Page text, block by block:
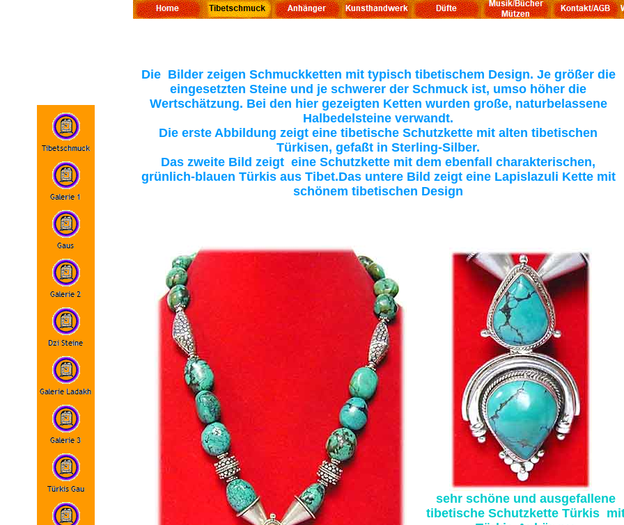
Die Bilder zeigen Schmuckketten mit typisch tibetischem Design. Je größer die
eingesetzten Steine und je schwerer der Schmuck ist, umso höher die
Wertschätzung. Bei den hier gezeigten Ketten wurden große, naturbelassene
Halbedelsteine verwandt.
Die erste Abbildung zeigt eine tibetische Schutzkette mit alten tibetischen
Türkisen, gefaßt in Sterling-Silber.
Das zweite Bild zeigt eine Schutzkette mit dem ebenfall charakterischen,
grünlich-blauen Türkis aus Tibet.Das untere Bild zeigt eine Lapislazuli Kette mit
schönem tibetischen Design
sehr schöne und ausgefallene
tibetische Schutzkette Türkis